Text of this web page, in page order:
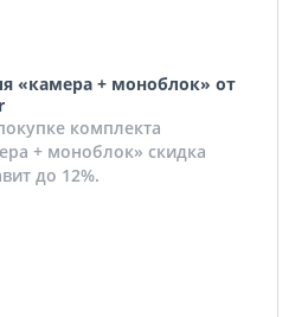
«камера + моноблок» от
комплекта
+ моноблок» скидка
до 12%.